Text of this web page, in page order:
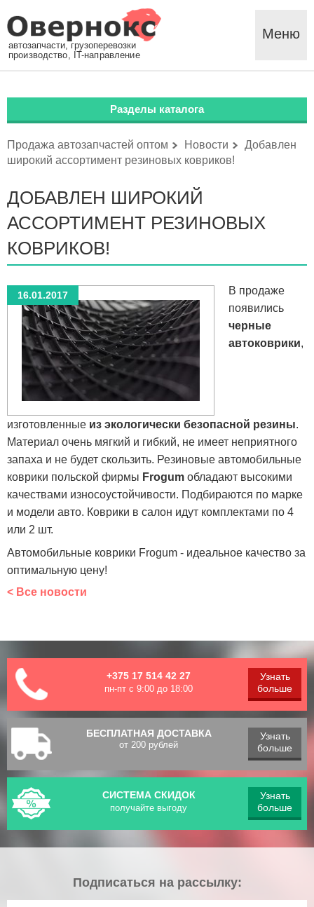
автозапчасти, грузоперевозки
производство, IT-направление
Меню
Разделы каталога
Продажа автозапчастей оптом Новости
Добавлен
широкий ассортимент резиновых ковриков!
ДОБАВЛЕН ШИРОКИЙ
АССОРТИМЕНТ РЕЗИНОВЫХ
КОВРИКОВ!
16.01.2017
В продаже
появились
черные
автоковрики,
изготовленные из экологически безопасной резины.
Материал очень мягкий и гибкий, не имеет неприятного
запаха и не будет скользить. Резиновые автомобильные
коврики польской фирмы Frogum обладают высокими
качествами износоустойчивости. Подбираются по марке
и модели авто. Коврики в салон идут комплектами по 4
или 2 шт.
Автомобильные коврики Frogum - идеальное качество за
оптимальную цену!
< Все новости
+375 17 514 42 27
пн-пт с 9:00 до 18:00
Узнать
больше
БЕСПЛАТНАЯ ДОСТАВКА
от 200 рублей
Узнать
больше
СИСТЕМА СКИДОК
получайте выгоду
Узнать
больше
Подписаться на рассылку: